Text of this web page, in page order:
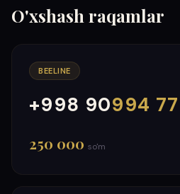
O'xshash raqamlar
BEELINE
+998 90994
000
999
250 000 so'm